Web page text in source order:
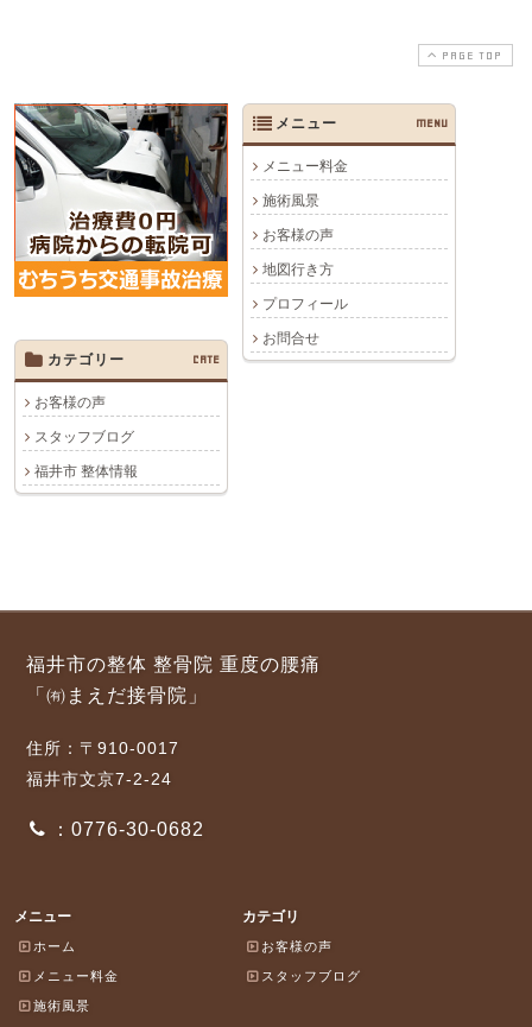
PAGE TOP
メニュー MENU
メニュー料金
施術風景
お客様の声
地図行き方
プロフィール
お問合せ
カテゴリー
CATE
お客様の声
スタッフブログ
福井市 整体情報
福井市の整体 整骨院 重度の腰痛
「㈲まえだ接骨院」
住所：〒910-0017
福井市文京7-2-24
：0776-30-0682
メニュー
ホーム
メニュー料金
施術風景
カテゴリ
お客様の声
スタッフブログ